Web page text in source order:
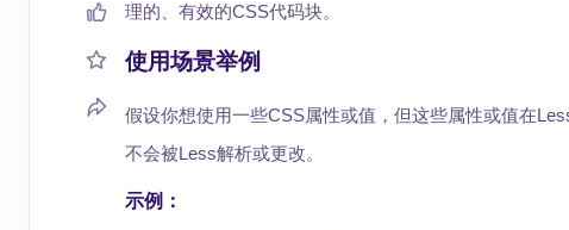
理的、有效的CSS代码块。
使用场景举例
假设你想使用一些CSS属性或值，但这些属性或值在
不会被Less解析或更改。
示例：